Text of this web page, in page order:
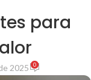
para
2025 0